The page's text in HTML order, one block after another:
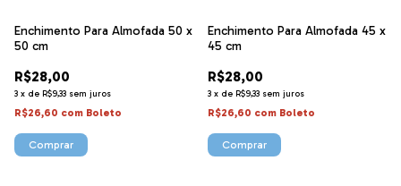
Enchimento Para Almofada 50 x
50 cm
R$28,00
3 x de R$9,33 sem juros
R$26,60 com Boleto
Comprar
Enchimento Para Almofada 45 x
45 cm
R$28,00
3 x de R$9,33 sem juros
R$26,60 com Boleto
Comprar